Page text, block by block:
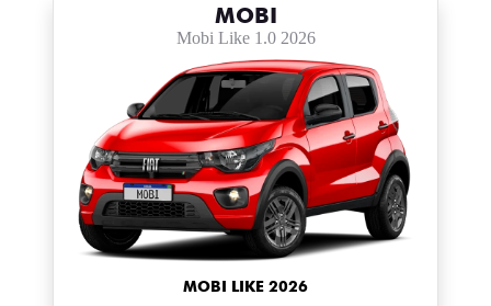
MOBI
Mobi Like 1.0 2026
MOBI LIKE 2026